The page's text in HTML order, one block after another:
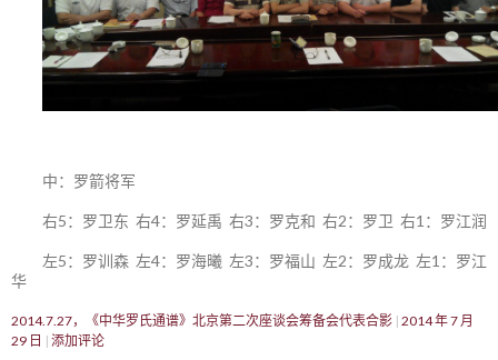
中：罗箭将军
右5：罗卫东 右4：罗延禹 右3：罗克和 右2：罗卫 右1：罗江润
左5：罗训森 左4：罗海曦 左3：罗福山 左2：罗成龙 左1：罗江
华
2014.7.27，《中华罗氏通谱》北京第二次座谈会筹备会代表合影 2014 年 7 月
29 日
添加评论